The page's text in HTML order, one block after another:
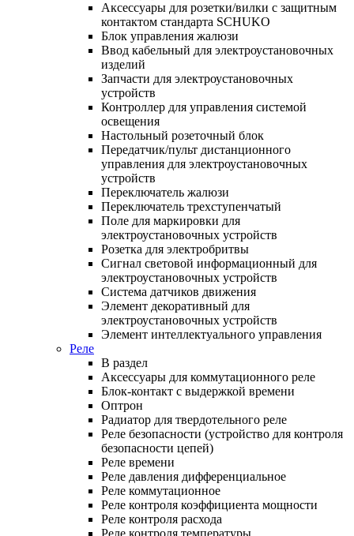
Аксессуары для розетки/вилки с защитным
контактом стандарта SCHUKO
Блок управления жалюзи
Ввод кабельный для электроустановочных
изделий
Запчасти для электроустановочных
устройств
Контроллер для управления системой
освещения
Настольный розеточный блок
Передатчик/пульт дистанционного
управления для электроустановочных
устройств
Переключатель жалюзи
Переключатель трехступенчатый
Поле для маркировки для
электроустановочных устройств
Розетка для электробритвы
Сигнал световой информационный для
электроустановочных устройств
Система датчиков движения
Элемент декоративный для
электроустановочных устройств
Элемент интеллектуального управления
Реле
В раздел
Аксессуары для коммутационного реле
Блок-контакт с выдержкой времени
Оптрон
Радиатор для твердотельного реле
Реле безопасности (устройство для контроля
безопасности цепей)
Реле времени
Реле давления дифференциальное
Реле коммутационное
Реле контроля коэффициента мощности
Реле контроля расхода
Реле контроля температуры